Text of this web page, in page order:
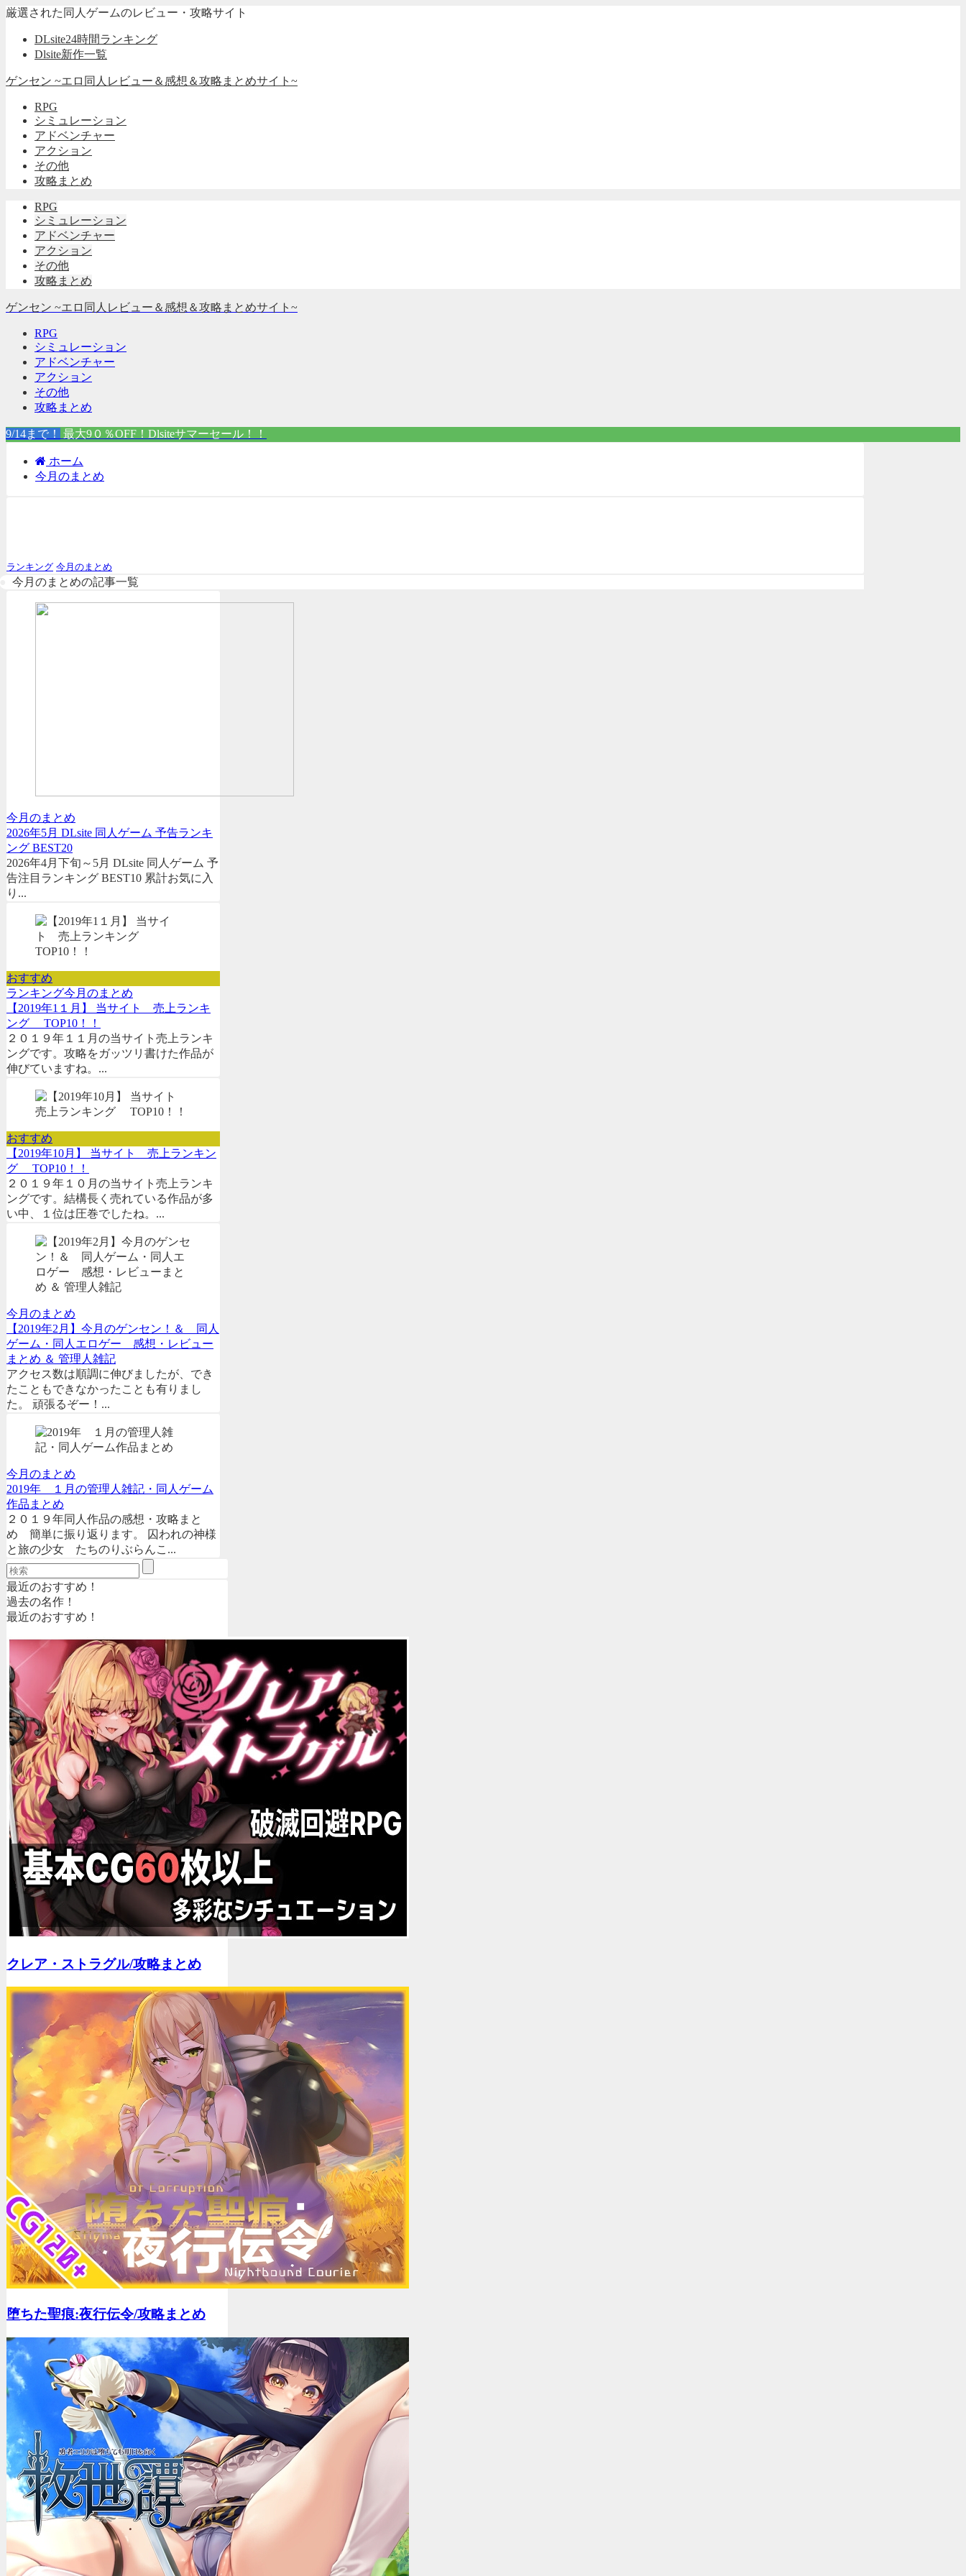
厳選された同人ゲームのレビュー・攻略サイト
DLsite24時間ランキング
Dlsite新作一覧
ゲンセン ~エロ同人レビュー＆感想＆攻略まとめサイト~
RPG
シミュレーション
アドベンチャー
アクション
その他
攻略まとめ
RPG
シミュレーション
アドベンチャー
アクション
その他
攻略まとめ
ゲンセン ~エロ同人レビュー＆感想＆攻略まとめサイト~
RPG
シミュレーション
アドベンチャー
アクション
その他
攻略まとめ
9/14まで！ 最大9０％OFF！Dlsiteサマーセール！！
ホーム
今月のまとめ
ランキング 今月のまとめ
今月のまとめの記事一覧
今月のまとめ
2026年5月 DLsite 同人ゲーム 予告ランキ
ング BEST20
2026年4月下旬～5月 DLsite 同人ゲーム 予
告注目ランキング BEST10 累計お気に入
り...
おすすめ
ランキング今月のまとめ
【2019年1１月】 当サイト 売上ランキ
ング TOP10！！
２０１９年１１月の当サイト売上ランキ
ングです。攻略をガッツリ書けた作品が
伸びていますね。...
おすすめ
【2019年10月】 当サイト 売上ランキン
グ TOP10！！
２０１９年１０月の当サイト売上ランキ
ングです。結構長く売れている作品が多
い中、１位は圧巻でしたね。...
今月のまとめ
【2019年2月】今月のゲンセン！＆ 同人
ゲーム・同人エロゲー 感想・レビュー
まとめ ＆ 管理人雑記
アクセス数は順調に伸びましたが、でき
たこともできなかったことも有りまし
た。 頑張るぞー！...
今月のまとめ
2019年 １月の管理人雑記・同人ゲーム
作品まとめ
２０１９年同人作品の感想・攻略まと
め 簡単に振り返ります。 囚われの神様
と旅の少女 たちのりぶらんこ...
最近のおすすめ！
過去の名作！
最近のおすすめ！
クレア・ストラグル/攻略まとめ
堕ちた聖痕:夜行伝令/攻略まとめ